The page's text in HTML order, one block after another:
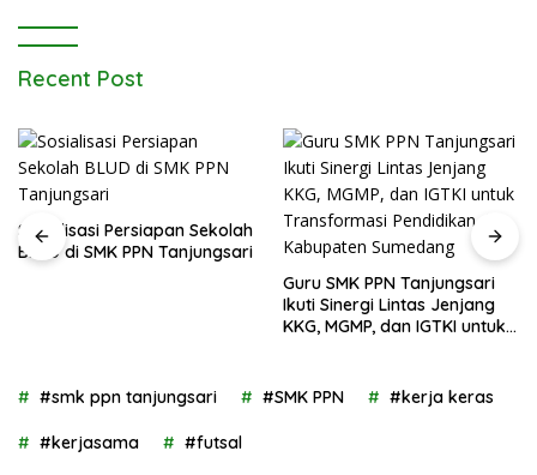
Recent Post
Sosialisasi Persiapan Sekolah
BLUD di SMK PPN Tanjungsari
Guru SMK PPN Tanjungsari
Ikuti Sinergi Lintas Jenjang
KKG, MGMP, dan IGTKI untuk
#smk ppn tanjungsari
#SMK PPN #kerja keras
#kerjasama #futsal